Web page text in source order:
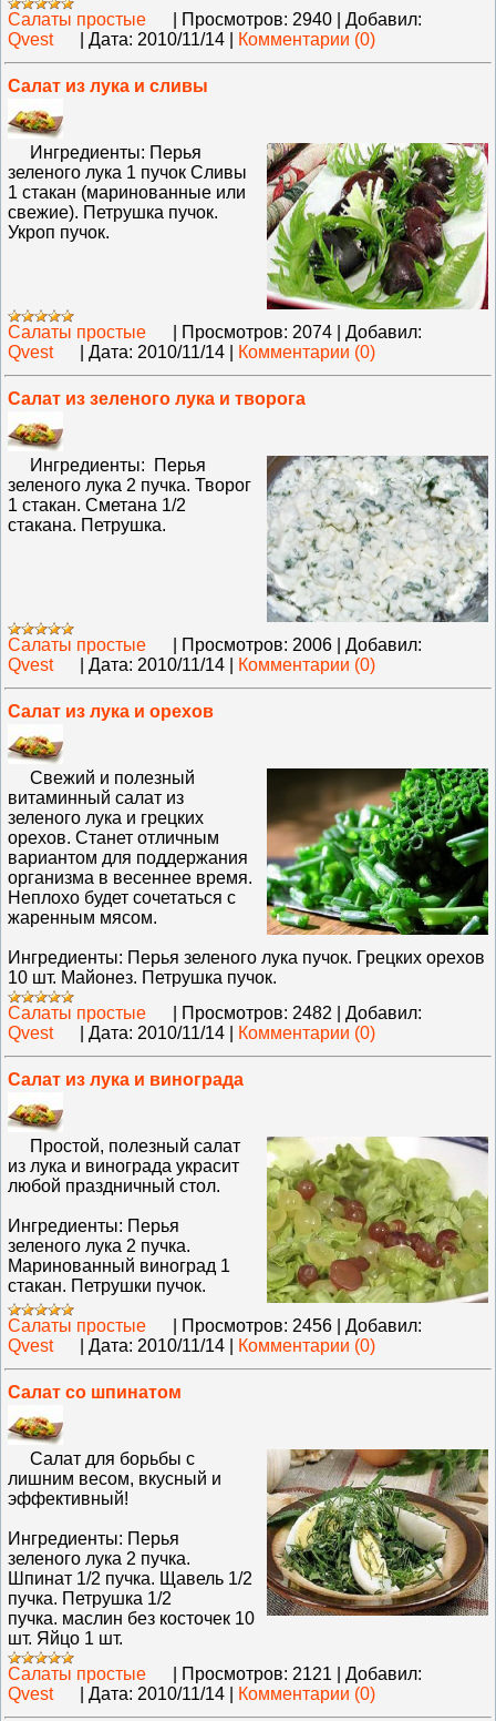
Салаты простые Просмотров: 2940
Добавил:
Qvest
Дата: 2010/11/14 Комментарии (0)
Салат из лука и сливы
Ингредиенты: Перья
зеленого лука 1 пучок Сливы
1 стакан (маринованные или
свежие). Петрушка пучок.
Укроп пучок.
Салаты простые Просмотров: 2074
Добавил:
Qvest
Дата: 2010/11/14 Комментарии (0)
Салат из зеленого лука и творога
Ингредиенты: Перья
зеленого лука 2 пучка. Творог
1 стакан. Сметана 1/2
стакана. Петрушка.
Салаты простые Просмотров: 2006
Добавил:
Qvest
Дата: 2010/11/14 Комментарии (0)
Салат из лука и орехов
Свежий и полезный
витаминный салат из
зеленого лука и грецких
орехов. Станет отличным
вариантом для поддержания
организма в весеннее время.
Неплохо будет сочетаться с
жаренным мясом.
Ингредиенты: Перья зеленого лука пучок. Грецких орехов
10 шт. Майонез. Петрушка пучок.
Салаты простые
Просмотров: 2482
Добавил:
Qvest
Дата: 2010/11/14 Комментарии (0)
Салат из лука и винограда
Простой, полезный салат
из лука и винограда украсит
любой праздничный стол.
Ингредиенты: Перья
зеленого лука 2 пучка.
Маринованный виноград 1
стакан. Петрушки пучок.
Салаты простые Просмотров: 2456
Добавил:
Qvest
Дата: 2010/11/14 Комментарии (0)
Салат со шпинатом
Салат для борьбы с
лишним весом, вкусный и
эффективный!
Ингредиенты: Перья
зеленого лука 2 пучка.
Шпинат 1/2 пучка. Щавель 1/2
пучка. Петрушка 1/2
пучка. маслин без косточек 10
шт. Яйцо 1 шт.
Салаты простые
Просмотров: 2121
Добавил:
Qvest
Дата: 2010/11/14 Комментарии (0)